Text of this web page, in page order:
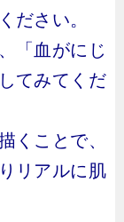
ださい。
「血がにじ
てみてくだ
くことで、
リアルに肌